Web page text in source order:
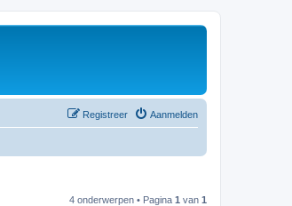
Aanmelden
Registreer
4 onderwerpen • Pagina 1 van 1